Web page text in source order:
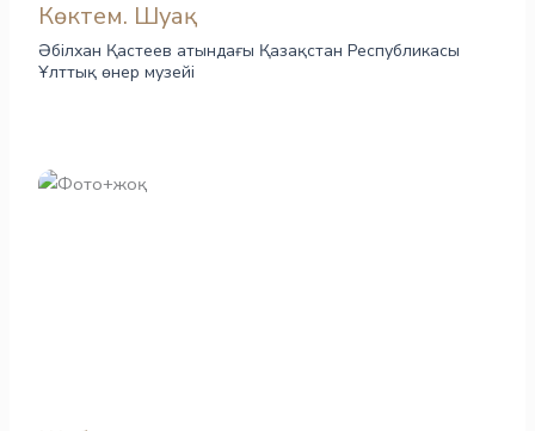
Көктем. Шуақ
Әбілхан Қастеев атындағы Қазақстан Республикасы
Ұлттық өнер музейі